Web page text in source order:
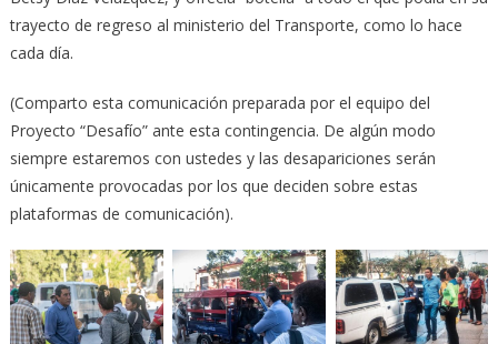
trayecto de regreso al ministerio del Transporte, como lo hace
cada día.
(Comparto esta comunicación preparada por el equipo del
Proyecto “Desafío” ante esta contingencia. De algún modo
siempre estaremos con ustedes y las desapariciones serán
únicamente provocadas por los que deciden sobre estas
plataformas de comunicación).